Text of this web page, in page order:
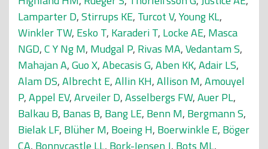
Lamparter D,Stirrups KE, Turcot V,Young KL,
Winkler TW, Esko T, Karaderi T, Locke AE, Masca
NGD,C Y Ng M, Mudgal P, Rivas MA,Vedantam S,
Mahajan A,Guo X,Abecasis G,Aben KK,Adair LS,
Alam DS,Albrecht E,Allin KH,Allison M,Amouyel
P,Appel EV,Arveiler D,Asselbergs FW,Auer PL,
Balkau B, Banas B, Bang LE, Benn M, Bergmann S,
Bielak LF, Blüher M, Boeing H, Boerwinkle E, Böger
CA, Bonnycastle LL, Bork-Jensen J, Bots ML,